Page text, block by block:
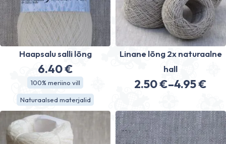
Haapsalu salli lõng
6.40€
100% meriino vill
Naturaalsed materjalid
Linane lõng 2x naturaalne
hall
2.50€–4.95€
kuni
4.95 €